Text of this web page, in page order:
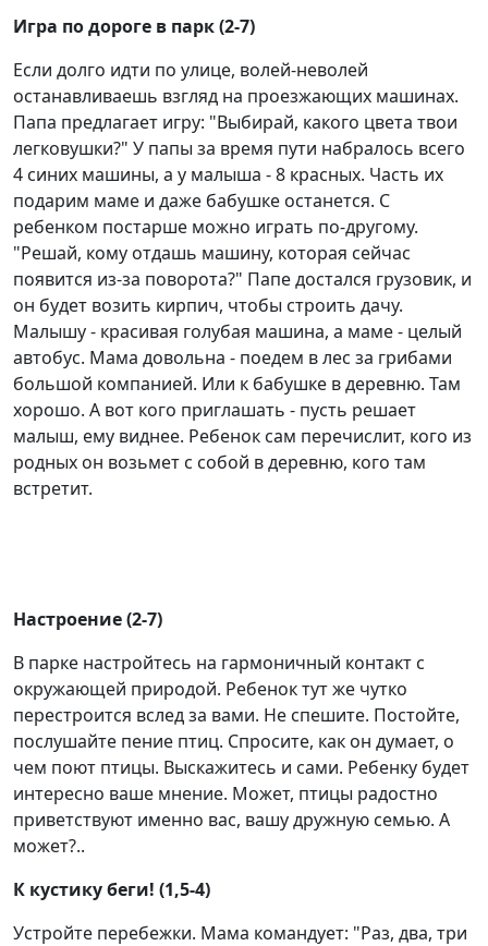
Игра по дороге в парк (2-7)
Если долго идти по улице, волей-неволей
останавливаешь взгляд на проезжающих машинах.
Папа предлагает игру: "Выбирай, какого цвета твои
легковушки?" У папы за время пути набралось всего
4 синих машины, а у малыша - 8 красных. Часть их
подарим маме и даже бабушке останется. С
ребенком постарше можно играть по-другому.
"Решай, кому отдашь машину, которая сейчас
появится из-за поворота?" Папе достался грузовик, и
он будет возить кирпич, чтобы строить дачу.
Малышу - красивая голубая машина, а маме - целый
автобус. Мама довольна - поедем в лес за грибами
большой компанией. Или к бабушке в деревню. Там
хорошо. А вот кого приглашать - пусть решает
малыш, ему виднее. Ребенок сам перечислит, кого из
родных он возьмет с собой в деревню, кого там
встретит.
Настроение (2-7)
В парке настройтесь на гармоничный контакт с
окружающей природой. Ребенок тут же чутко
перестроится вслед за вами. Не спешите. Постойте,
послушайте пение птиц. Спросите, как он думает, о
чем поют птицы. Выскажитесь и сами. Ребенку будет
интересно ваше мнение. Может, птицы радостно
приветствуют именно вас, вашу дружную семью. А
может?..
К кустику беги! (1,5-4)
Устройте перебежки. Мама командует: "Раз, два, три